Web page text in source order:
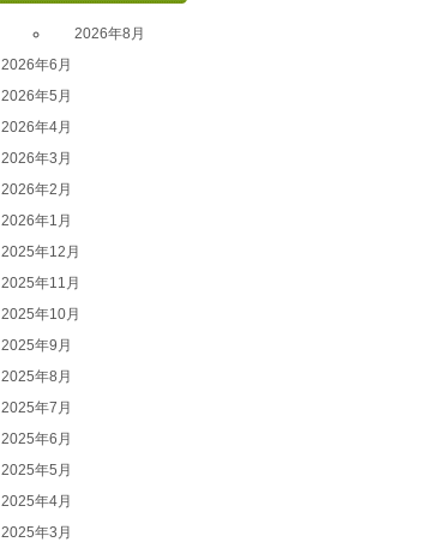
2026年8月
2026年6月
2026年5月
2026年4月
2026年3月
2026年2月
2026年1月
2025年12月
2025年11月
2025年10月
2025年9月
2025年8月
2025年7月
2025年6月
2025年5月
2025年4月
2025年3月